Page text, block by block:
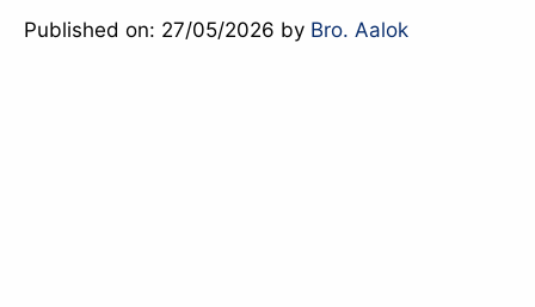
Published on: 27/05/2026 by Bro. Aalok